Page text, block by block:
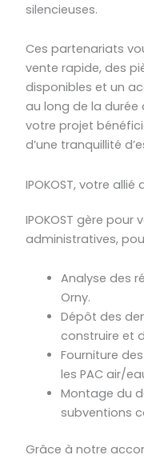
silencieuses.
Ces partenariats
vente rapide, des
disponibles et un
au long de la durée
votre projet
d’une tranquillité
IPOKOST, votre
IPOKOST gère pour
administratives,
Analyse des
Orny.
Dépôt des
construire et
Fourniture
les PAC air/
Montage du
subventions
Grâce à notre